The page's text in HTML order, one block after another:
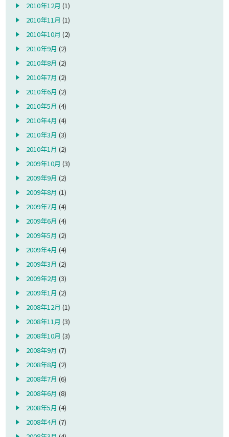
2010年12月 (1)
2010年11月 (1)
2010年10月 (2)
2010年9月 (2)
2010年8月 (2)
2010年7月 (2)
2010年6月 (2)
2010年5月 (4)
2010年4月 (4)
2010年3月 (3)
2010年1月 (2)
2009年10月 (3)
2009年9月 (2)
2009年8月 (1)
2009年7月 (4)
2009年6月 (4)
2009年5月 (2)
2009年4月 (4)
2009年3月 (2)
2009年2月 (3)
2009年1月 (2)
2008年12月 (1)
2008年11月 (3)
2008年10月 (3)
2008年9月 (7)
2008年8月 (2)
2008年7月 (6)
2008年6月 (8)
2008年5月 (4)
2008年4月 (7)